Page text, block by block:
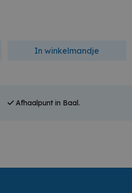
In winkelmandje
Afhaalpunt in Baal.